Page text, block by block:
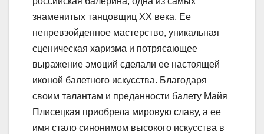
знаменитых танцовщиц ХХ века. Ее
непревзойденное мастерство, уникальная
сценическая харизма и потрясающее
выражение эмоций сделали ее настоящей
иконой балетного искусства. Благодаря
своим талантам и преданности балету Майя
Плисецкая приобрела мировую славу, а ее
имя стало синонимом высокого искусства в